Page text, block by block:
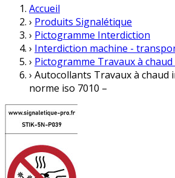
Accueil
› Produits Signalétique
› Pictogramme Interdiction
› Interdiction machine -
› Pictogramme Travaux à
› Autocollants Travaux à chaud
norme iso 7010 –